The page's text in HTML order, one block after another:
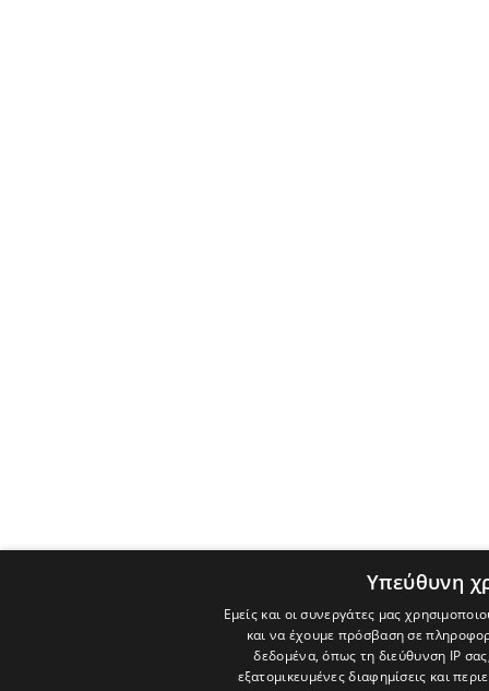
Υπεύθυνη
Εμείς και οι συνεργάτες μας
και να έχουμε πρόσβαση σε
δεδομένα, όπως τη διεύθυνση IP
εξατομικευμένες διαφημίσεις και